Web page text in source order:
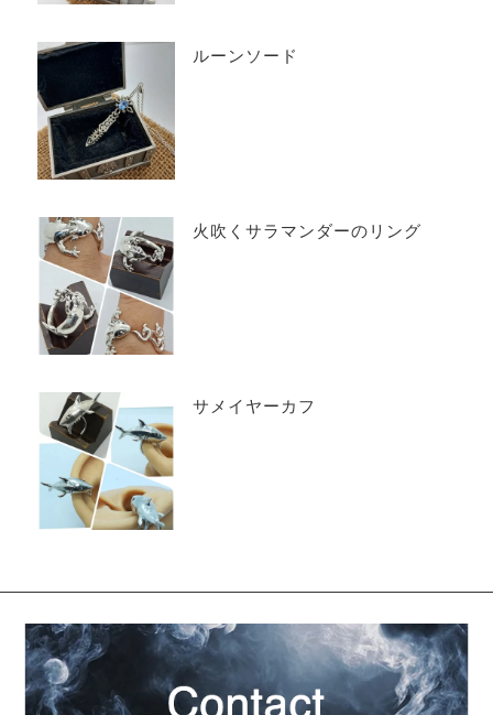
ルーンソード
火吹くサラマンダーのリング
サメイヤーカフ